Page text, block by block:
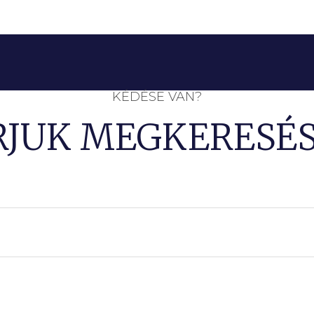
KÉDÉSE VAN?